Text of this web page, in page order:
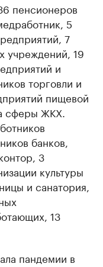
пенсионеров
5
7
учреждений, 19
и
торговли и
пищевой
сферы ЖКХ.
банков,
3
культуры
и санатория,
13
пандемии в